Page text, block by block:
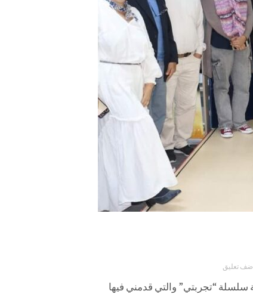
تعليق
“تجربتي” والتي قدمني فيها